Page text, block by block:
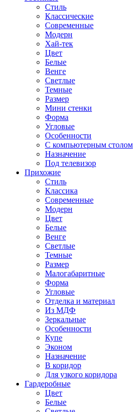
Стиль
Классические
Современные
Модерн
Хай-тек
Цвет
Белые
Венге
Светлые
Темные
Размер
Мини стенки
Форма
Угловые
Особенности
С компьютерным столом
Назначение
Под телевизор
Прихожие
Стиль
Классика
Современные
Модерн
Цвет
Белые
Венге
Светлые
Темные
Размер
Малогабаритные
Форма
Угловые
Отделка и материал
Из МДФ
Зеркальные
Особенности
Купе
Эконом
Назначение
В коридор
Для узкого коридора
Гардеробные
Цвет
Белые